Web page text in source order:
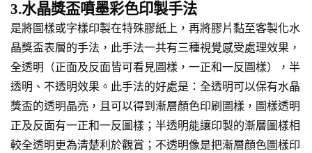
3.水晶獎盃噴墨彩色印製手法
是將圖樣或字樣印製在特殊膠紙上，再將膠片黏至客製化水
晶獎盃表層的手法，此手法一共有三種視覺感受處理效果，
全透明（正面及反面皆可看見圖樣，一正和一反圖樣），半
透明、不透明效果。此手法的好處是：全透明可以保有水晶
獎盃的透明晶亮，且可以得到漸層顏色印刷圖樣，圖樣透明
正及反面有一正和一反圖樣；半透明能讓印製的漸層圖樣相
較全透明更為清楚利於觀賞；不透明像是把漸層顏色圖樣印